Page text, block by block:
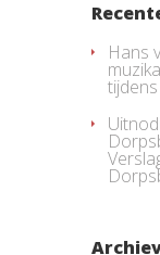
Hans